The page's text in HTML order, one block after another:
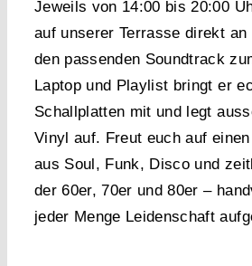
Jeweils von 14:00 bis 20:00
auf unserer Terrasse direkt
den passenden Soundtrack
Laptop und Playlist bringt er
Schallplatten mit und legt
Vinyl auf. Freut euch auf
aus Soul, Funk, Disco und
der 60er, 70er und 80er –
jeder Menge Leidenschaft